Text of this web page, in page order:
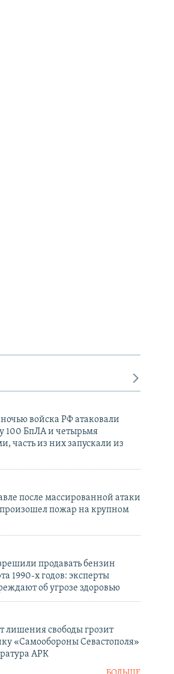
войска РФ атаковали
100 БпЛА и четырьмя
часть из них запускали из
после массированной атаки
пожар на крупном
продавать бензин
1990-х годов: эксперты
об угрозе здоровью
лишения свободы грозит
«Самообороны Севастополя»
АРК